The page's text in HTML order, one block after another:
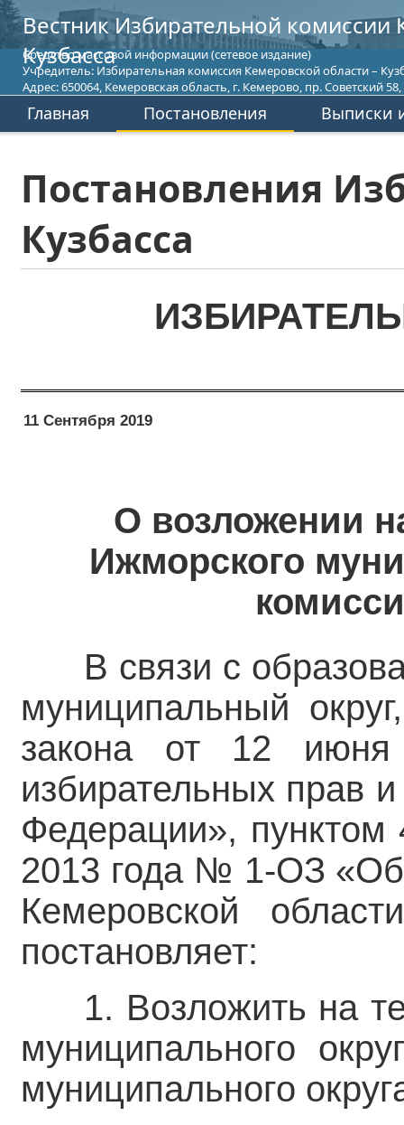
Вестник Избирательной комиссии
Кузбасса
Средство массовой информации (сетевое издание)
Учредитель: Избирательная комиссия Кемеровской области –
Адрес: 650064, Кемеровская область, г. Кемерово, пр. Советский 58,
Главная Постановления Выписки
Постановления
Кузбасса
11 Сентября 2019
О возложении
Ижморского
В связи с
муниципальный
закона от 12
избирательных прав
Федерации», пунктом
2013 года № 1-ОЗ «Об
Кемеровской
постановляет:
1. Возложить на
муниципального
муниципального